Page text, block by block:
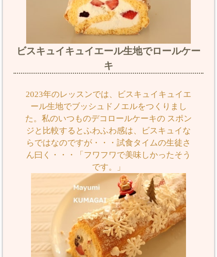
ビスキュイキュイエール生地でロールケー
キ
2023年のレッスンでは、ビスキュイキュイエ
ール生地でブッシュドノエルをつくりまし
た。私のいつものデコロールケーキの スポン
ジと比較するとふわふわ感は、ビスキュイな
らではなのですが・・・試食タイムの生徒さ
ん曰く・・・「フワフワで美味しかったそう
です。」